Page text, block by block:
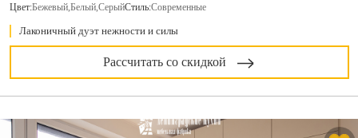
Цвет:Бежевый,Белый,СерыйСтиль:Современные
Лаконичный дуэт нежности и силы
Рассчитать со скидкой